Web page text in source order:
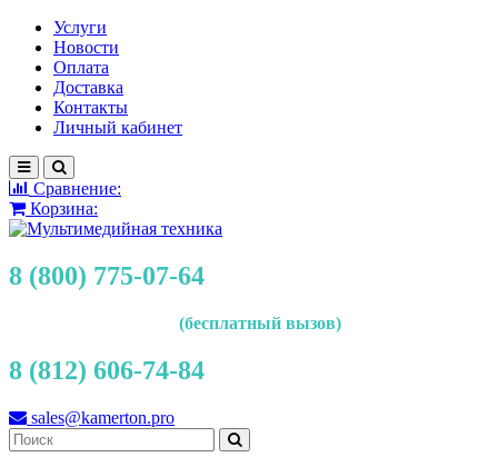
Услуги
Новости
Оплата
Доставка
Контакты
Личный кабинет
Сравнение:
Корзина:
8 (800) 775-07-64
(бесплатный вызов)
8 (812) 606-74-84
sales@kamerton.pro